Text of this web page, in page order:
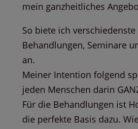
mein ganzheitliches
So biete ich verschiedenste
Behandlungen, Seminare
an.
Meiner Intention folgend
jeden Menschen darin
Für die Behandlungen ist
die perfekte Basis dazu.